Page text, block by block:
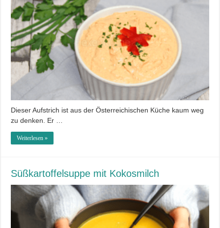
Dieser Aufstrich ist aus der Österreichischen Küche kaum weg
zu denken. Er …
Weiterlesen »
Süßkartoffelsuppe mit Kokosmilch